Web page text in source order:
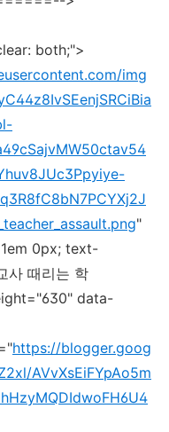
both;">
img
"
0px; text-
사 때리는 학
data-
https://blogger.goog
AVvXsEiFYpAo5m